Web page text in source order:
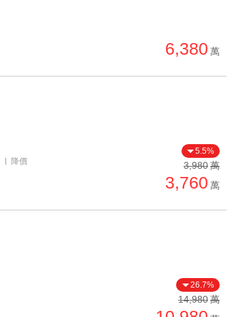
6,380 萬
降價
5.5%
3,980萬
3,760 萬
26.7%
14,980萬